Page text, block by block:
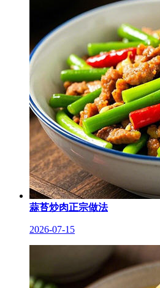
蒜苔炒肉正宗做法
2026-07-15